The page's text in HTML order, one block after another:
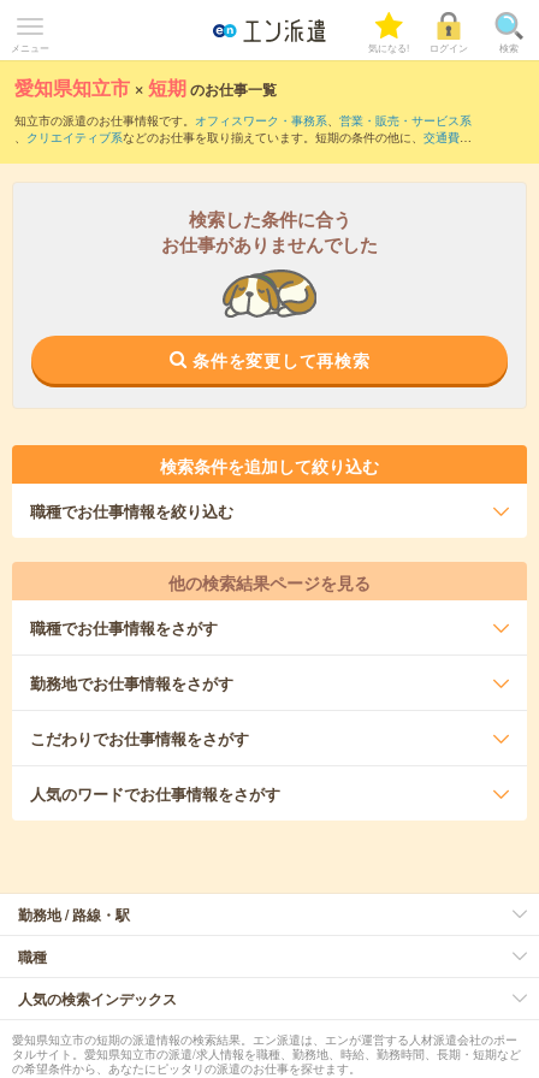
メニュー 気になる! ログイン 検索
愛知県知立市 ×短期のお仕事一覧
知立市の派遣のお仕事情報です。 オフィスワーク・事務系、 営業・販売・サービス系
、 クリエイティブ系などのお仕事を取り揃えています。短期の条件の他に、 交通費別
検索した条件に合う
お仕事がありませんでした
条件を変更して再検索
検索条件を追加して絞り込む
職種でお仕事情報を絞り込む
他の検索結果ページを見る
職種でお仕事情報をさがす
勤務地でお仕事情報をさがす
こだわりでお仕事情報をさがす
人気のワードでお仕事情報をさがす
勤務地 / 路線・駅
職種
人気の検索インデックス
愛知県知立市の短期の派遣情報の検索結果。エン派遣は、エンが運営する人材派遣会社のポー
タルサイト。愛知県知立市の派遣/求人情報を職種、勤務地、時給、勤務時間、長期・短期など
の希望条件から、あなたにピッタリの派遣のお仕事を探せます。